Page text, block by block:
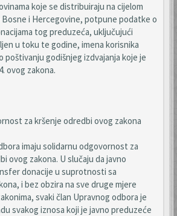
koje se distribuiraju na cijelom
i Hercegovine, potpune podatke o
tog preduzeća, uključujući
u toku te godine, imena korisnika
poštivanju godišnjeg izdvajanja koje je
ovog zakona.
za kršenje odredbi ovog zakona
imaju solidarnu odgovornost za
ovog zakona. U slučaju da javno
donacije u suprotnosti sa
i bez obzira na sve druge mjere
svaki član Upravnog odbora je
svakog iznosa koji je javno preduzeće